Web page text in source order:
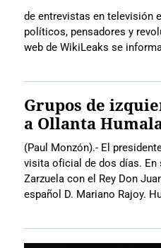
de entrevistas en televisión
políticos, pensadores y
web de WikiLeaks se
Grupos de
a Ollanta
(Paul Monzón).- El
visita oficial de dos días. En
Zarzuela con el Rey Don
español D. Mariano Rajoy.